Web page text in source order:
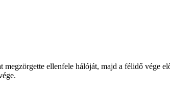
ellenfele hálóját, majd a félidő vége